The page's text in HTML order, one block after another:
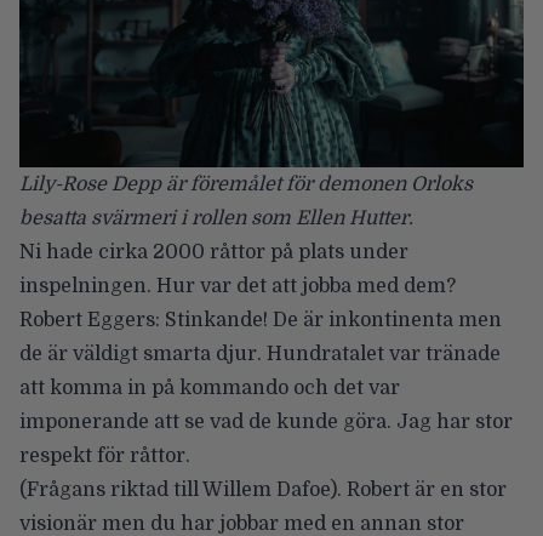
Lily-Rose Depp är föremålet för demonen Orloks
besatta svärmeri i rollen som Ellen Hutter.
Ni hade cirka 2000 råttor på plats under
inspelningen. Hur var det att jobba med dem?
Robert Eggers: Stinkande! De är inkontinenta men
de är väldigt smarta djur. Hundratalet var tränade
att komma in på kommando och det var
imponerande att se vad de kunde göra. Jag har stor
respekt för råttor.
(Frågans riktad till Willem Dafoe). Robert är en stor
visionär men du har jobbar med en annan stor